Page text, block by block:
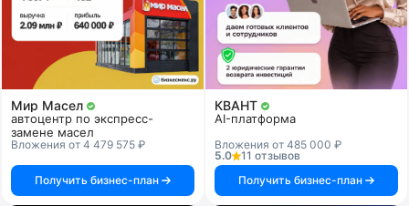
Мир Масел
автоцентр по экспресс-
замене масел
Вложения от 4 479 575 ₽
Получить бизнес-план
КВАНТ
AI-платформа
Вложения от 485 000 ₽
5.0
11 отзывов
Получить бизнес-план